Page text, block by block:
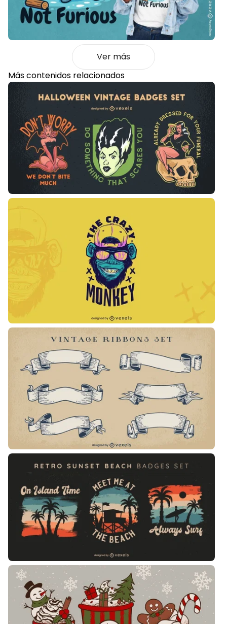
Ver más
Más contenidos relacionados